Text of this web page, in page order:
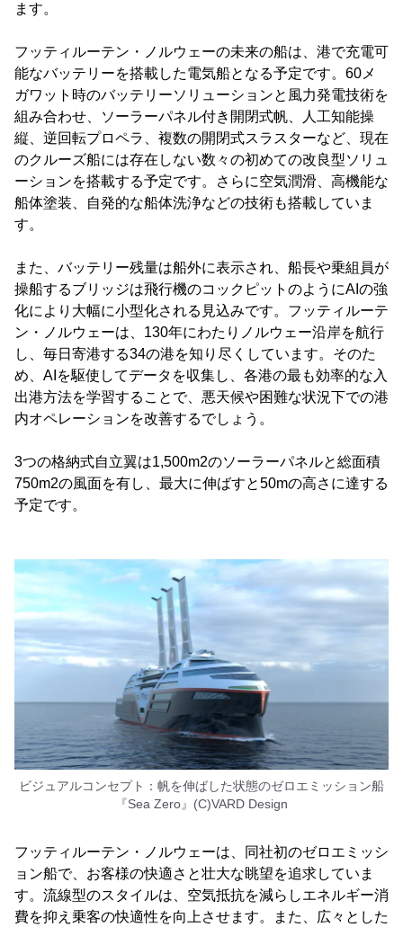
ます。
フッティルーテン・ノルウェーの未来の船は、港で充電可
能なバッテリーを搭載した電気船となる予定です。60メ
ガワット時のバッテリーソリューションと風力発電技術を
組み合わせ、ソーラーパネル付き開閉式帆、人工知能操
縦、逆回転プロペラ、複数の開閉式スラスターなど、現在
のクルーズ船には存在しない数々の初めての改良型ソリュ
ーションを搭載する予定です。さらに空気潤滑、高機能な
船体塗装、自発的な船体洗浄などの技術も搭載していま
す。
また、バッテリー残量は船外に表示され、船長や乗組員が
操船するブリッジは飛行機のコックピットのようにAIの強
化により大幅に小型化される見込みです。フッティルーテ
ン・ノルウェーは、130年にわたりノルウェー沿岸を航行
し、毎日寄港する34の港を知り尽くしています。そのた
め、AIを駆使してデータを収集し、各港の最も効率的な入
出港方法を学習することで、悪天候や困難な状況下での港
内オペレーションを改善するでしょう。
3つの格納式自立翼は1,500m2のソーラーパネルと総面積
750m2の風面を有し、最大に伸ばすと50mの高さに達する
予定です。
ビジュアルコンセプト：帆を伸ばした状態のゼロエミッション船
『Sea Zero』(C)VARD Design
フッティルーテン・ノルウェーは、同社初のゼロエミッシ
ョン船で、お客様の快適さと壮大な眺望を追求していま
す。流線型のスタイルは、空気抵抗を減らしエネルギー消
費を抑え乗客の快適性を向上させます。また、広々とした